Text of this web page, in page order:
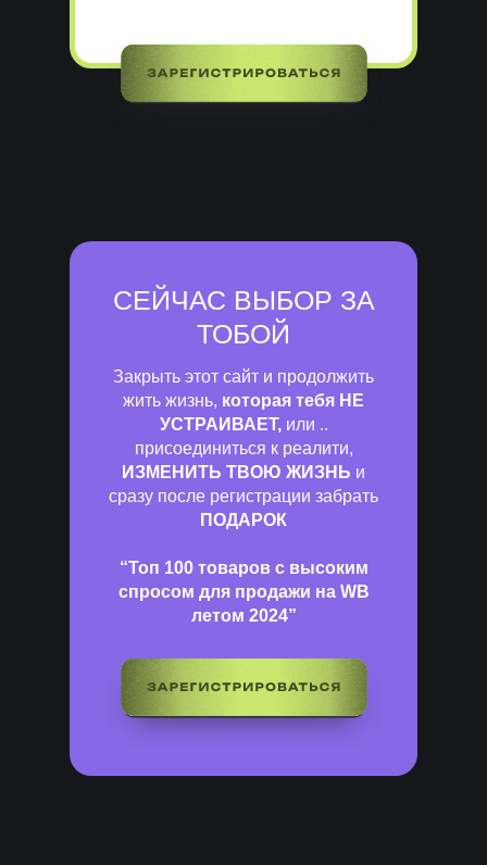
СЕЙЧАС ВЫБОР ЗА
ТОБОЙ
Закрыть этот сайт и продолжить
жить жизнь, которая тебя НЕ
УСТРАИВАЕТ, или ..
присоединиться к реалити,
ИЗМЕНИТЬ ТВОЮ ЖИЗНЬ и
сразу после регистрации забрать
ПОДАРОК
“Топ 100 товаров с высоким
спросом для продажи на WB
летом 2024”